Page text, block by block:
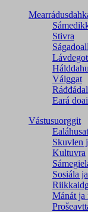
Stivra
Válggat
Eará
Vástusuorggit
Skuvlen
Kultuvra
Sosiála
Mánát ja